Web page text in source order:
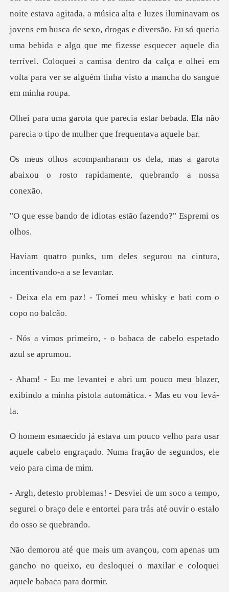
vens em busca de sexo, drogas e diversão. Eu só queria
uma bebida e algo que me fizesse esquecer aquele dia
terrível
tar bebada. Ela não
parecia o tipo d
mas a garota
abaixou o rosto rapid
idiotas estão fazen
les segurou na cintura,
in
Tomei meu whisky e bat
- o babaca de cabelo e
uco meu blazer,
exibindo a minha pist
para usar
aquele cabelo engraçado. Numa fra
o a tempo,
segurei o braço dele e entortei par
enas um
gancho no queixo, eu desloquei o ma